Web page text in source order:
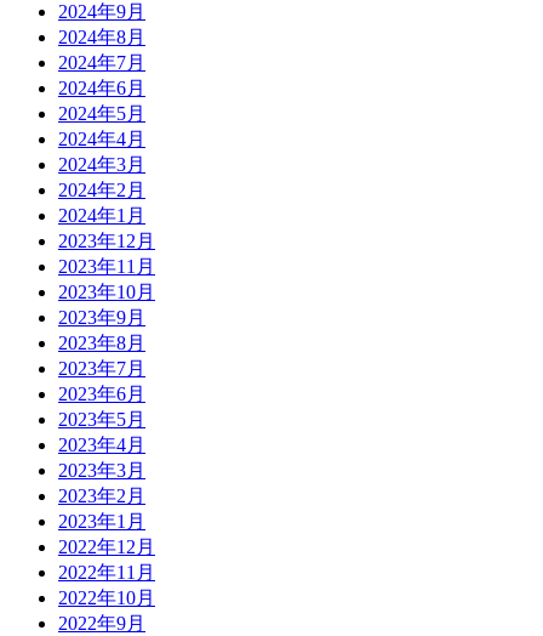
2024年9月
2024年8月
2024年7月
2024年6月
2024年5月
2024年4月
2024年3月
2024年2月
2024年1月
2023年12月
2023年11月
2023年10月
2023年9月
2023年8月
2023年7月
2023年6月
2023年5月
2023年4月
2023年3月
2023年2月
2023年1月
2022年12月
2022年11月
2022年10月
2022年9月